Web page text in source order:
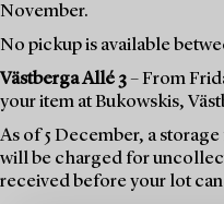
November.
No pickup is available
Västberga Allé 3– From
your item at Bukowskis,
As of 5 December, a
will be charged for
received before your lot